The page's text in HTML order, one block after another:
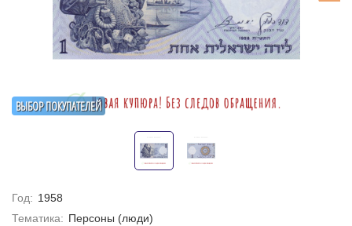
ВЫБОР ПОКУПАТЕЛЕЙ
Год: 1958
Тематика: Персоны (люди)